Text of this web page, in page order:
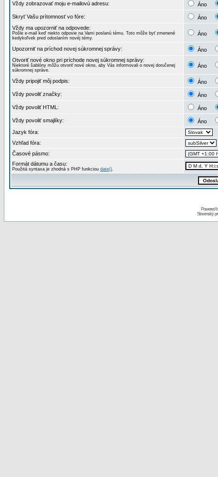
Vždy zobrazovať moju e-mailovú adresu: Áno
Skryť Vašu prítomnosť vo fóre:
Áno
Vždy ma upozorniť na odpovede:
Pošle e-mail keď niekto odpovie na Vami poslanú tému. Toto môže byť zmenené
kedykoľvek pred odoslaním novéj témy.
Áno
Upozorniť na príchod novej súkromnej správy:
Áno
Otvoriť nové okno pri príchode novej súkromnej správy:
Niektoré šablóny môžu otvoriť nové okno, aby Vás informovali o novej doručenej
súkromnej správe.
Áno
Vždy pripojiť môj podpis: Áno
Vždy povoliť značky: Áno
Vždy povoliť HTML: Áno
Vždy povoliť smajlíky:
Áno
Jazyk fóra:
Vzhľad fóra:
Časové pásmo:
Formát dátumu a času:
Použitá syntaxa je zhodná s PHP funkciou date().
Powered
Slovenský